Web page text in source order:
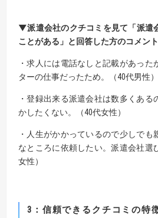
▼派遣会社のクチコミを見て「派遣
ことがある」と回答した方のコメント
・求人には電話なしと記載があった
ターの仕事だったため。（40代男性）
・登録出来る派遣会社は数多くある
かしたくない。（40代女性）
・人生がかかっているので少しでも
なところに依頼したい。派遣会社選
女性）
3 ： 信頼できるクチコミの特